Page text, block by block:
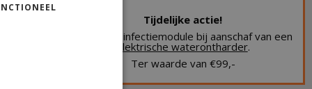
Tijdelijke actie!
Gratis desinfectiemodule bij aanschaf van een
elektrische waterontharder.
Ter waarde van €99,-